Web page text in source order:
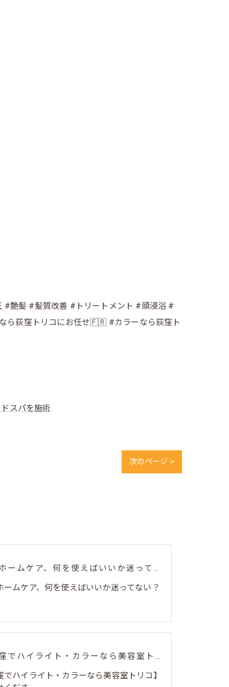
艶髪 #髪質改善 #トリートメント #頭浸浴 #
ら荻窪トリコにお任せ🇫🇷 #カラーなら荻窪ト
スパを施術
次のページ >
毎日のホームケア、何を使えばいいか迷ってない？🌿
ームケア、何を使えばいいか迷ってない？
🎨【荻窪でハイライト・カラーなら美容室トリコ】にお任せくださ...
でハイライト・カラーなら美容室トリコ】